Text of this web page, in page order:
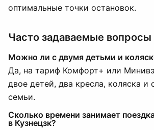
оптимальные точки остановок.
Часто задаваемые вопросы
Можно ли с двумя детьми и
Да, на тариф Комфорт+ или
двое детей, два кресла, коляска и
семьи.
Сколько времени занимает
в Кузнецзк?